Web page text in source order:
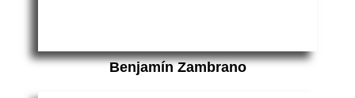
Benjamín Zambrano